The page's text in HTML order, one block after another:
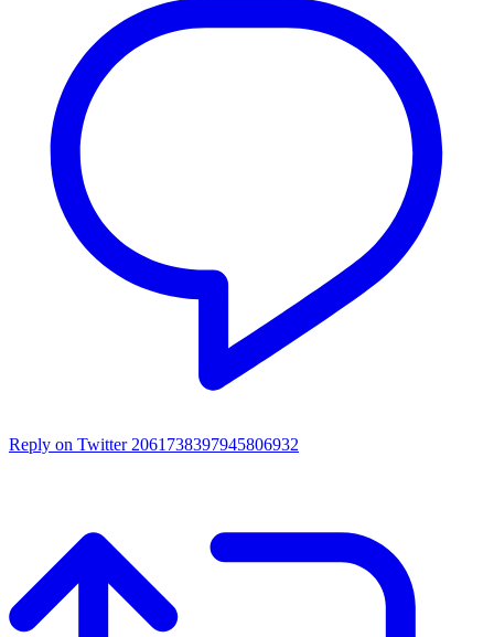
Reply on Twitter 2061738397945806932